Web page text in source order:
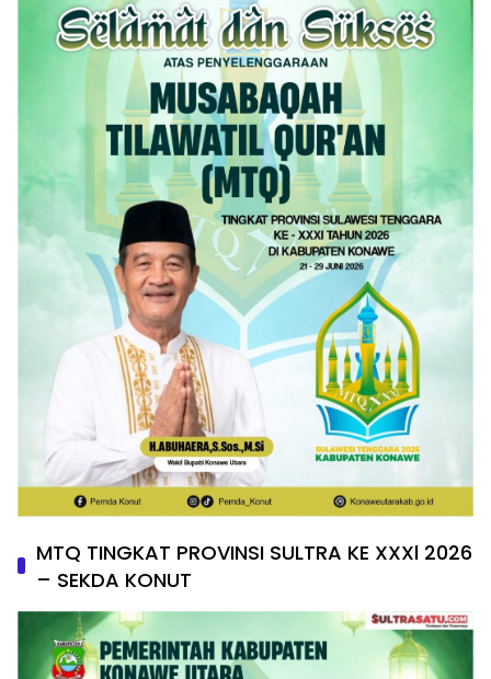
MTQ TINGKAT PROVINSI SULTRA KE XXXl 2026
– SEKDA KONUT